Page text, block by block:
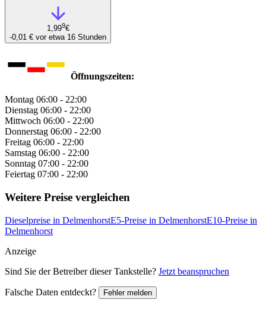
1,999€
-0,01 € vor etwa 16 Stunden
Öffnungszeiten:
Montag 06:00 - 22:00
Dienstag 06:00 - 22:00
Mittwoch 06:00 - 22:00
Donnerstag 06:00 - 22:00
Freitag 06:00 - 22:00
Samstag 06:00 - 22:00
Sonntag 07:00 - 22:00
Feiertag 07:00 - 22:00
Weitere Preise vergleichen
Dieselpreise in DelmenhorstE5-Preise in DelmenhorstE10-Preise in
Delmenhorst
Anzeige
Sind Sie der Betreiber dieser Tankstelle? Jetzt beanspruchen
Falsche Daten entdeckt? Fehler melden